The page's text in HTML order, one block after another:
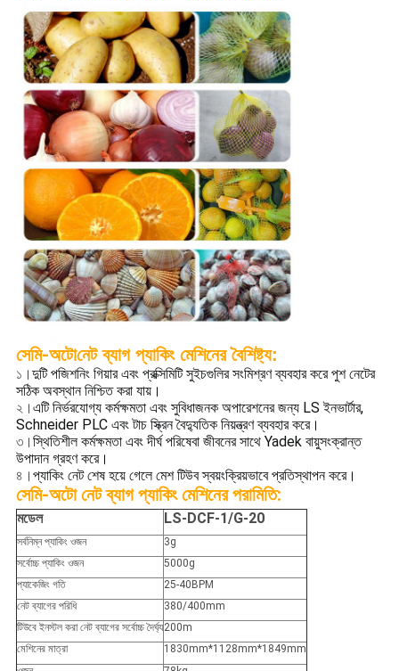
সেমি-অটোনেট ব্যাগ প্যাকিং মেশিনের বৈশিষ্ট্য:
১। দুটি পজিশনিং গিয়ার এবং প্রক্সিমিটি সুইচগুলির সংমিশ্রণ ব্যবহার করে পুশ নেটের
সঠিক অবস্থান নিশ্চিত করা যায়।
২। এটি নির্ভরযোগ্য কর্মক্ষমতা এবং সুবিধাজনক অপারেশনের জন্য LS ইনভার্টার,
Schneider PLC এবং টাচ স্ক্রিন বৈদ্যুতিক নিয়ন্ত্রণ ব্যবহার করে।
৩। স্থিতিশীল কর্মক্ষমতা এবং দীর্ঘ পরিষেবা জীবনের সাথে Yadek বায়ুসংক্রান্ত
উপাদান গ্রহণ করে।
৪। প্যাকিং নেট শেষ হয়ে গেলে মেশ টিউব স্বয়ংক্রিয়ভাবে প্রতিস্থাপন করে।
সেমি-অটো নেট ব্যাগ প্যাকিং মেশিনের পরামিতি:
মডেল LS-DCF-1/G-20
সর্বনিম্ন প্যাকিং ওজন
3g
সর্বোচ্চ প্যাকিং ওজন
5000g
প্যাকেজিং গতি
25-40BPM
নেট ব্যাগের পরিধি
380/400mm
টিউবে ইনস্টল করা নেট ব্যাগের সর্বোচ্চ দৈর্ঘ্য200m
মেশিনের মাত্রা
1830mm*1128mm*1849mm